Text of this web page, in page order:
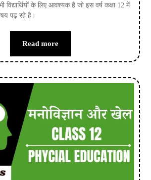
के लिए आवश्यक है जो इस वर्ष कक्षा 12 में
पढ़ रहे है।
Read more